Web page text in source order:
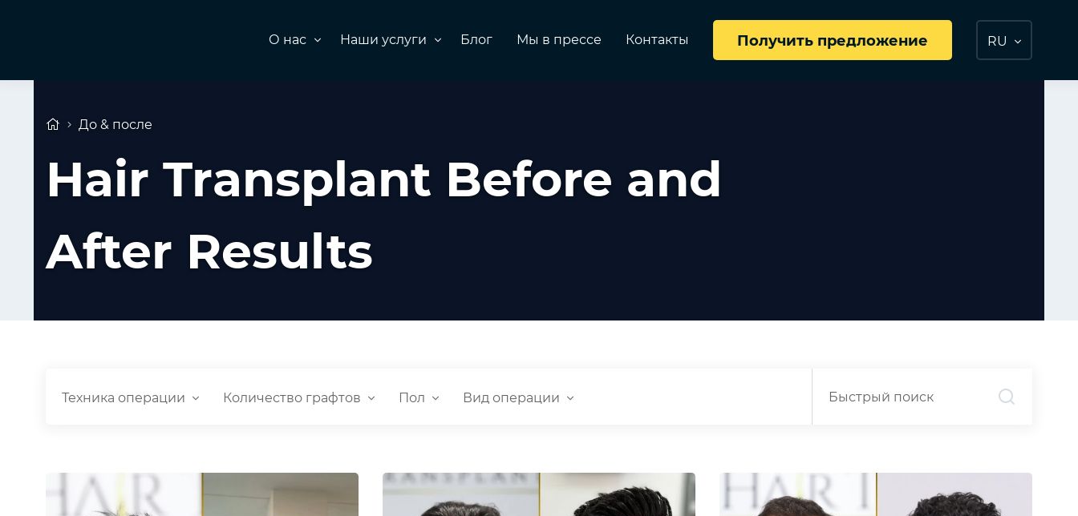
О нас Наши услуги Блог Мы в прессе Контакты Получить предложение RU
До & после
Hair Transplant Before and
After Results
Техника операции Количество графтов Пол Вид операции